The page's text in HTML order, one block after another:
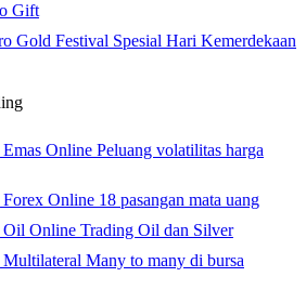
Gift
Gold Festival Spesial Hari Kemerdekaan
Online Peluang volatilitas harga
Online 18 pasangan mata uang
Oil Online Trading Oil dan Silver
Many to many di bursa